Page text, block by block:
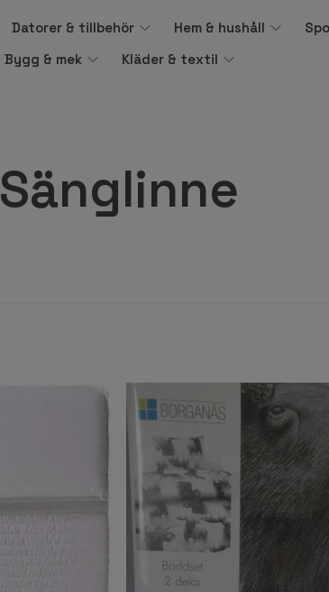
Datorer & tillbehör Hem & hushåll
Bygg & mek
Kläder & textil
Sänglinne